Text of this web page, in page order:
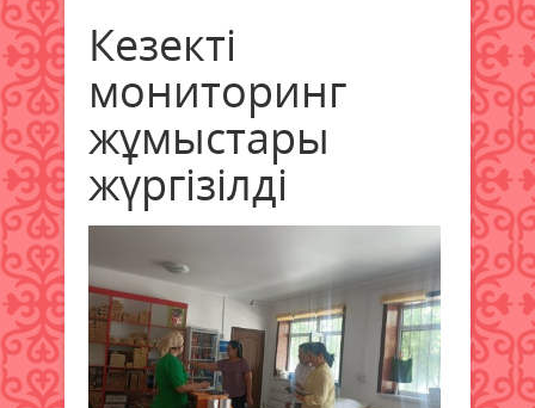
Кезекті
мониторинг
жұмыстары
жүргізілді